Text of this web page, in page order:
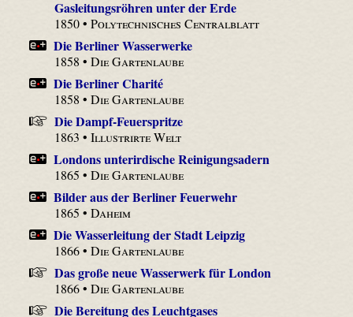
Gasleitungsröhren unter der Erde
1850 •Polytechnisches Centralblatt
Die Berliner Wasserwerke
1858 •Die Gartenlaube
Die Berliner Charité
1858 •Die Gartenlaube
Die Dampf-Feuerspritze
1863 •Illustrirte Welt
Londons unterirdische Reinigungsadern
1865 •Die Gartenlaube
Bilder aus der Berliner Feuerwehr
1865 •Daheim
Die Wasserleitung der Stadt Leipzig
1866 •Die Gartenlaube
Das große neue Wasserwerk für London
1866 •Die Gartenlaube
Die Bereitung des Leuchtgases